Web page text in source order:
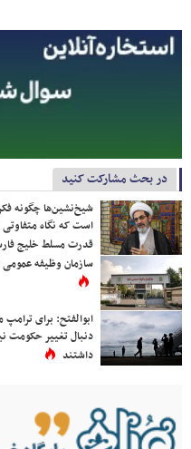
در بحث مشارکت کنید
شیخ‌نشین‌ها چگونه
است که نگاه متفاوتی
قدرت مسلط خلیج
سازمان وظیفه عمومی
ابوالفتح: برای
دنبال تغییر
داشتند